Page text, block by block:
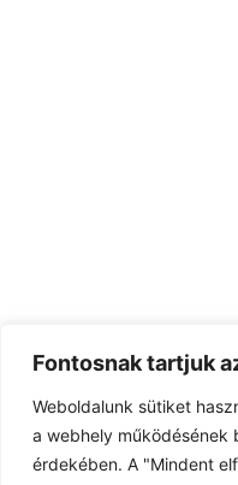
Fontosnak tartjuk
Weboldalunk sütiket
a webhely működésének
érdekében. A "Mindent